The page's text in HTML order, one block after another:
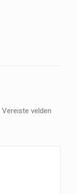
Vereiste velden